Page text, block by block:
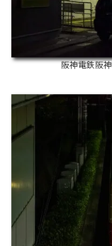
阪神電鉄阪